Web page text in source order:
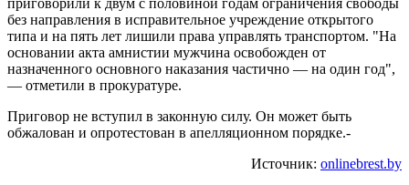
без направления в исправительное учреждение открытого
типа и на пять лет лишили права управлять транспортом. "На
основании акта амнистии мужчина освобожден от
назначенного основного наказания частично — на один год",
— отметили в прокуратуре.
Приговор не вступил в законную силу. Он может быть
обжалован и опротестован в апелляционном порядке.-
Источник: onlinebrest.by